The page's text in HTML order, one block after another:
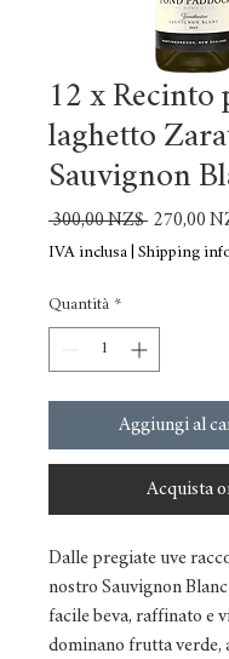
12 x Recinto
laghetto
Sauvignon
300,00 NZ$ Prezzo
regolare
270,00
IVA inclusa Shipping
Quantità *
Aggiungi al
Acquista
Dalle pregiate uve
nostro Sauvignon
facile beva, raffinato e
dominano frutta verde,